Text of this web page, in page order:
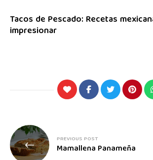
Tacos de Pescado: Recetas
impresionar
PREVIOUS POST
Mamallena Panameña